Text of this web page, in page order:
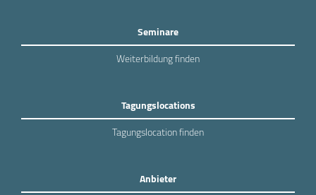
Seminare
Weiterbildung finden
Tagungslocations
Tagungslocation finden
Anbieter